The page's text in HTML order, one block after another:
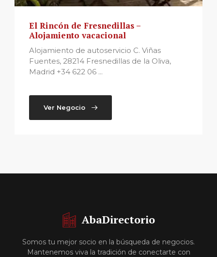
El Rincón de Fresnedillas –
Alojamiento vacacional
Alojamiento de autoservicio C. Viñas
Fuentes, 28214 Fresnedillas de la Oliva,
Madrid +34 622 06 ...
Ver Negocio
AbaDirectorio
Somos tu mejor socio en la búsqueda de negocios.
Mantenemos viva la tradición de conectarte con